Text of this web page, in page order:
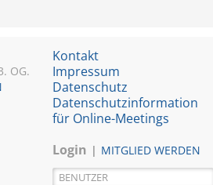
OG.
Kontakt
Impressum
Datenschutz
Datenschutzinformation
für Online-Meetings
Login
MITGLIED WERDEN